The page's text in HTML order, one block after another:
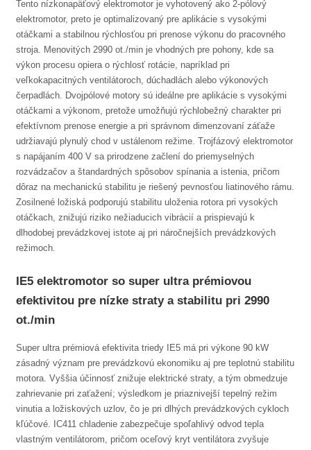
Tento nízkonapäťový elektromotor je vyhotovený ako 2-pólový
elektromotor, preto je optimalizovaný pre aplikácie s vysokými
otáčkami a stabilnou rýchlosťou pri prenose výkonu do pracovného
stroja. Menovitých 2990 ot./min je vhodných pre pohony, kde sa
výkon procesu opiera o rýchlosť rotácie, napríklad pri
veľkokapacitných ventilátoroch, dúchadlách alebo výkonových
čerpadlách. Dvojpólové motory sú ideálne pre aplikácie s vysokými
otáčkami a výkonom, pretože umožňujú rýchlobežný charakter pri
efektívnom prenose energie a pri správnom dimenzovaní záťaže
udržiavajú plynulý chod v ustálenom režime. Trojfázový elektromotor
s napájaním 400 V sa prirodzene začlení do priemyselných
rozvádzačov a štandardných spôsobov spínania a istenia, pričom
dôraz na mechanickú stabilitu je riešený pevnosťou liatinového rámu.
Zosilnené ložiská podporujú stabilitu uloženia rotora pri vysokých
otáčkach, znižujú riziko nežiaducich vibrácií a prispievajú k
dlhodobej prevádzkovej istote aj pri náročnejších prevádzkových
režimoch.
IE5 elektromotor so super ultra prémiovou
efektivitou pre nízke straty a stabilitu pri 2990
ot./min
Super ultra prémiová efektivita triedy IE5 má pri výkone 90 kW
zásadný význam pre prevádzkovú ekonomiku aj pre teplotnú stabilitu
motora. Vyššia účinnosť znižuje elektrické straty, a tým obmedzuje
zahrievanie pri zaťažení; výsledkom je priaznivejší tepelný režim
vinutia a ložiskových uzlov, čo je pri dlhých prevádzkových cykloch
kľúčové. IC411 chladenie zabezpečuje spoľahlivý odvod tepla
vlastným ventilátorom, pričom oceľový kryt ventilátora zvyšuje